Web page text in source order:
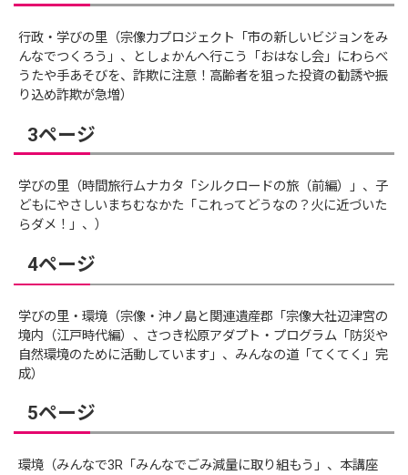
行政・学びの里（宗像力プロジェクト「市の新しいビジョンをみ
んなでつくろう」、としょかんへ行こう「おはなし会」にわらべ
うたや手あそびを、詐欺に注意！高齢者を狙った投資の勧誘や振
り込め詐欺が急増）
3ページ
学びの里（時間旅行ムナカタ「シルクロードの旅（前編）」、子
どもにやさしいまちむなかた「これってどうなの？火に近づいた
らダメ！」、）
4ページ
学びの里・環境（宗像・沖ノ島と関連遺産郡「宗像大社辺津宮の
境内（江戸時代編）、さつき松原アダプト・プログラム「防災や
自然環境のために活動しています」、みんなの道「てくてく」完
成）
5ページ
環境（みんなで3R「みんなでごみ減量に取り組もう」、本講座